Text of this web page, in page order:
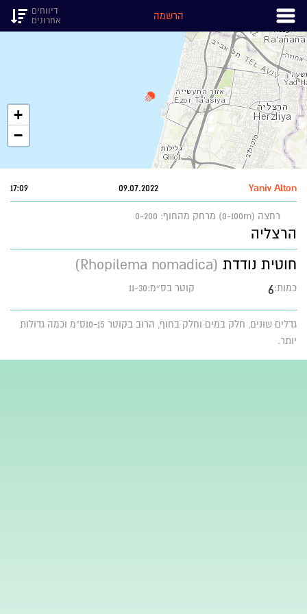
הרשמה
דיווחים
אחרונים
+
−
Yaniv Alton
09.07.2022
17:09
רחצה (0-100m) מרחק מהחוף: 0-200
הרצליה
חוטית נודדת (Rhopilema nomadica)
כמות:6 קוטר בס״מ:11-30
גדלים שונים, חלק במים וחלק בחוף, הרוב בקוטר 10-15ס"מ וכמה גדולות
יותר.